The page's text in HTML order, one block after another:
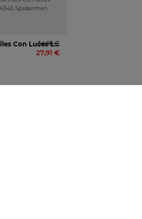
Zapatillas Infantiles Con Luces LEOMIL SP014345 Spiderman
27,91 €
34,95 €